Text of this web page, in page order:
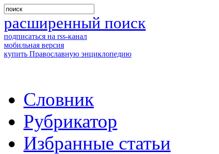
расширенный поиск
подписаться на rss-канал
мобильная версия
купить Православную энциклопедию
Словник
Рубрикатор
Избранные статьи